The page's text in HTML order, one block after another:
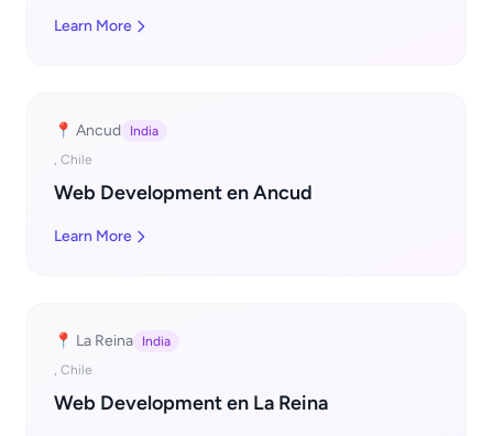
Learn More
📍 Ancud
India
, Chile
Web Development en Ancud
Learn More
📍 La Reina
India
, Chile
Web Development en La Reina